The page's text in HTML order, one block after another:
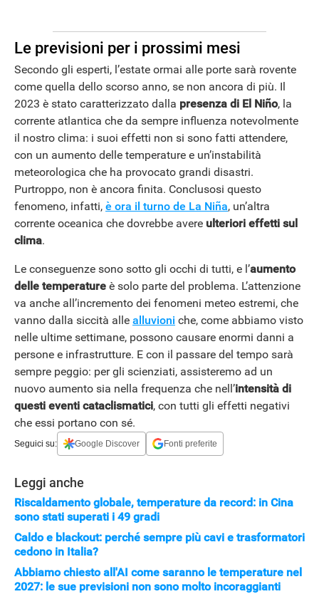
Le previsioni per i prossimi mesi
Secondo gli esperti, l’estate ormai alle porte sarà rovente
come quella dello scorso anno, se non ancora di più. Il
2023 è stato caratterizzato dalla presenza di El Niño, la
corrente atlantica che da sempre influenza notevolmente
il nostro clima: i suoi effetti non si sono fatti attendere,
con un aumento delle temperature e un’instabilità
meteorologica che ha provocato grandi disastri.
Purtroppo, non è ancora finita. Conclusosi questo
fenomeno, infatti, è ora il turno de La Niña, un’altra
corrente oceanica che dovrebbe avere ulteriori effetti sul
clima.
Le conseguenze sono sotto gli occhi di tutti, e l’aumento
delle temperature è solo parte del problema. L’attenzione
va anche all’incremento dei fenomeni meteo estremi, che
vanno dalla siccità alle alluvioni che, come abbiamo visto
nelle ultime settimane, possono causare enormi danni a
persone e infrastrutture. E con il passare del tempo sarà
sempre peggio: per gli scienziati, assisteremo ad un
nuovo aumento sia nella frequenza che nell’intensità di
questi eventi cataclismatici, con tutti gli effetti negativi
che essi portano con sé.
Seguici su: Google Discover Fonti preferite
Leggi anche
Riscaldamento globale, temperature da record: in Cina
sono stati superati i 49 gradi
Caldo e blackout: perché sempre più cavi e trasformatori
cedono in Italia?
Abbiamo chiesto all'AI come saranno le temperature nel
2027: le sue previsioni non sono molto incoraggianti